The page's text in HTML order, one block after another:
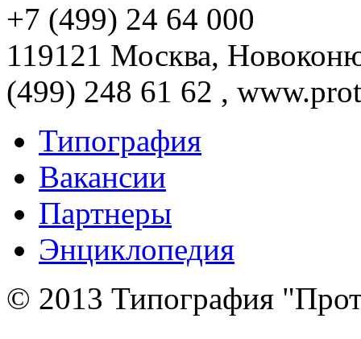
+7 (499) 24 64 000
119121 Москва,
(499) 248 61 62 ,
Типография
Вакансии
Партнеры
Энциклопедия
© 2013 Типография